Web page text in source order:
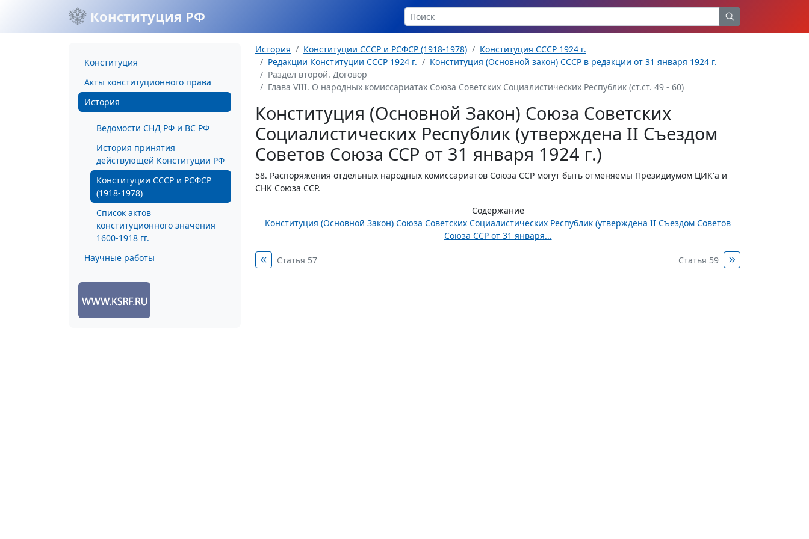
Конституция РФ
Конституция
Акты конституционного права
История
Ведомости СНД РФ и ВС РФ
История принятия
действующей Конституции РФ
Конституции СССР и РСФСР
(1918-1978)
Список актов
конституционного значения
1600-1918 гг.
Научные работы
История Конституции СССР и РСФСР (1918-1978)
Конституция СССР 1924 г.
Редакции Конституции СССР 1924 г.
Конституция (Основной закон) СССР в редакции от 31 января 1924 г.
Раздел второй. Договор
Глава VIII. О народных комиссариатах Союза Советских Социалистических Республик (ст.ст. 49 - 60)
Конституция (Основной Закон) Союза Советских
Социалистических Республик (утверждена II Съездом
Советов Союза ССР от 31 января 1924 г.)
58. Распоряжения отдельных народных комиссариатов Союза ССР могут быть отменяемы Президиумом ЦИК'а и
СНК Союза ССР.
Содержание
Конституция (Основной Закон) Союза Советских Социалистических Республик (утверждена II Съездом Советов
Союза ССР от 31 января...
Статья 57 Статья 59